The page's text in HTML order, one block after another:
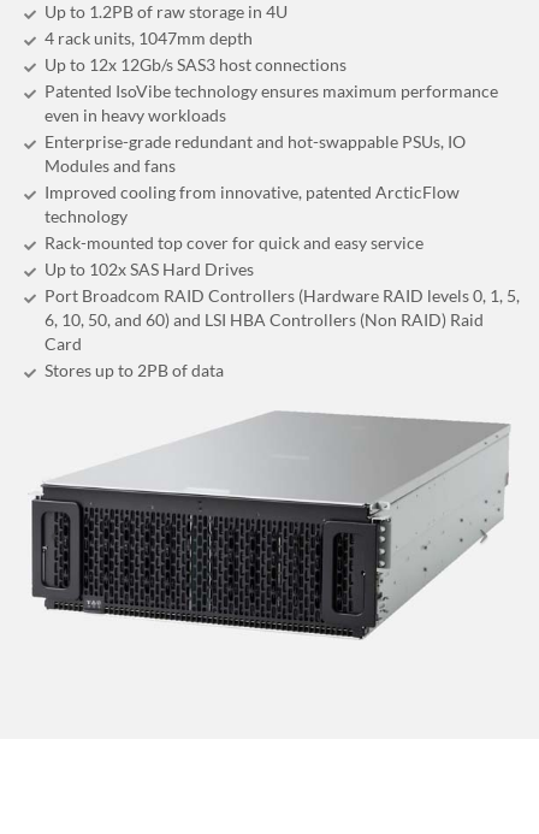
Up to 1.2PB of raw storage in 4U
4 rack units, 1047mm depth
Up to 12x 12Gb/s SAS3 host connections
Patented IsoVibe technology ensures maximum performance
even in heavy workloads
Enterprise-grade redundant and hot-swappable PSUs, IO
Modules and fans
Improved cooling from innovative, patented ArcticFlow
technology
Rack-mounted top cover for quick and easy service
Up to 102x SAS Hard Drives
Port Broadcom RAID Controllers (Hardware RAID levels 0, 1, 5,
6, 10, 50, and 60) and LSI HBA Controllers (Non RAID) Raid
Card
Stores up to 2PBof data